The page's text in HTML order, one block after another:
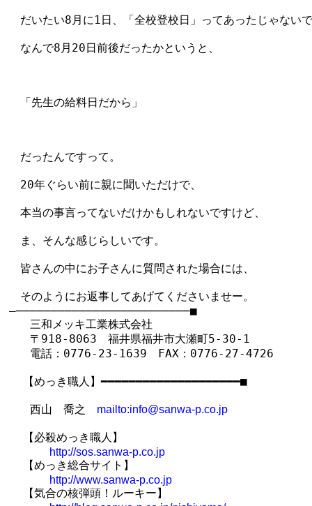
だいたい8月に1日、「全校登校日」ってあったじゃない
なんで8月20日前後だったかというと、
「先生の給料日だから」
だったんですって。
20年ぐらい前に親に聞いただけで、
本当の事言ってないだけかもしれないですけど、
ま、そんな感じらしいです。
皆さんの中にお子さんに質問された場合には、
そのようにお返事してあげてくださいませー。
―─────────────────────────■
   三和メッキ工業株式会社
   〒918-8063　福井県福井市大瀬町5-30-1
   電話：0776-23-1639　FAX：0776-27-4726
  【めっき職人】━━━━━━━━━━━━━━━━━━━━■
   西山　喬之
mailto:info@sanwa-p.co.jp
  【必殺めっき職人】
http://sos.sanwa-p.co.jp
  【めっき総合サイト】
http://www.sanwa-p.co.jp
  【気合の核弾頭！ルーキー】